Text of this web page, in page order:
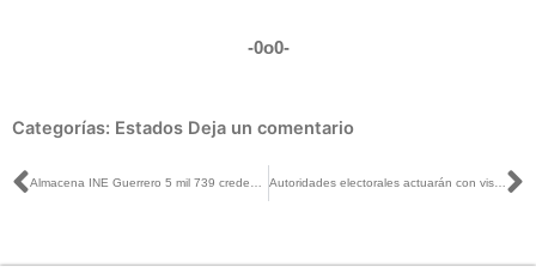
-0o0-
Categorías: Estados Deja un comentario
Ant Autoridades electorales actuarán con visión de Estado en el Proceso Electoral 2018: Lorenzo Córdova